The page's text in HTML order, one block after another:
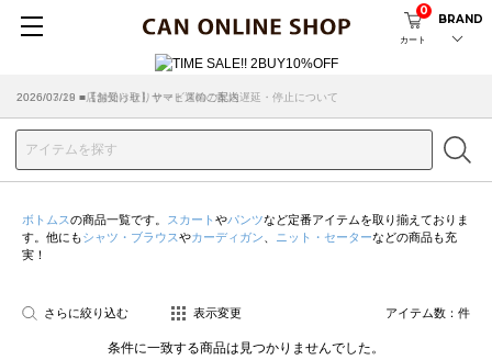
カート
0
BRAND
2026/07/29 ■【お知らせ】ヤマト運輸の配送遅延・停止について
2026/03/18 ■店舗受け取りサービスのご案内
ボトムスの商品一覧です。 スカート やパンツなど定番アイテムを取り揃えておりま
す。他にもシャツ・ブラウスやカーディガン ニット・セーターなどの商品も充
実！
さらに絞り込む 表示変更 アイテム数： 件
条件に一致する商品は見つかりませんでした。